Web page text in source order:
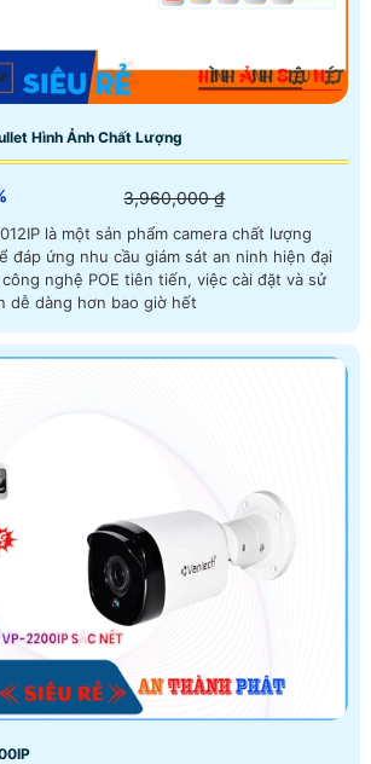
Hình Ảnh Chất Lượng
3,960,000 ₫
là một sản phẩm camera chất lượng
đáp ứng nhu cầu giám sát an ninh hiện đại
dễ dàng hơn bao giờ hết